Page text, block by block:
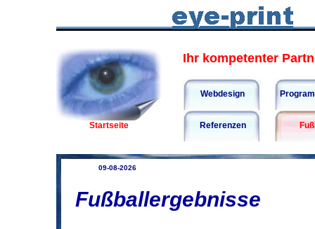
Startseite
Ihr kompetenter
Webdesign
Referenzen
09-08-2026
Fußballergebnisse